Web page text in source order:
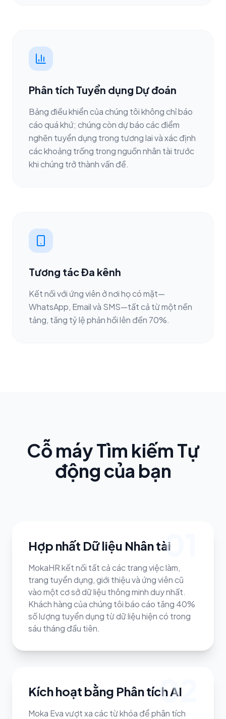
Phân tích Tuyển dụng Dự đoán
Bảng điều khiển của chúng tôi không chỉ báo
cáo quá khứ; chúng còn dự báo các điểm
nghẽn tuyển dụng trong tương lai và xác định
các khoảng trống trong nguồn nhân tài trước
khi chúng trở thành vấn đề.
Tương tác Đa kênh
Kết nối với ứng viên ở nơi họ có mặt—
WhatsApp, Email và SMS—tất cả từ một nền
tảng, tăng tỷ lệ phản hồi lên đến 70%.
Cỗ máy Tìm kiếm Tự
động của bạn
01
Hợp nhất Dữ liệu Nhân tài
MokaHR kết nối tất cả các trang việc làm,
trang tuyển dụng, giới thiệu và ứng viên cũ
vào một cơ sở dữ liệu thông minh duy nhất.
Khách hàng của chúng tôi báo cáo tăng 40%
số lượng tuyển dụng từ dữ liệu hiện có trong
sáu tháng đầu tiên.
02
Kích hoạt bằng Phân tích AI
Moka Eva vượt xa các từ khóa để phân tích